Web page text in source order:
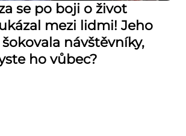
se po boji o život
mezi lidmi! Jeho
návštěvníky,
ho vůbec?